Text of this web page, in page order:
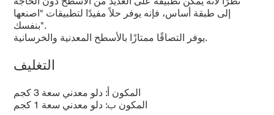
إلى طبقة أساس، فإنه يوفر حلاً مفيدًا لتطبيقات "اصنعها
بنفسك".
يوفر التصاقًا ممتازًا بالأسطح المعدنية والخرسانية.
التغليف
المكون أ: دلو معدني سعة 3 كجم
المكون ب: دلو معدني سعة 1 كجم